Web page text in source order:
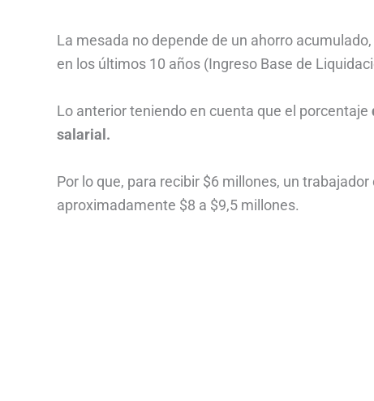
La mesada no depende de un ahorro
en los últimos 10 años (Ingreso Base de
Lo anterior teniendo en cuenta que el porcentaje
salarial.
Por lo que, para recibir $6 millones, un
aproximadamente $8 a $9,5 millones.